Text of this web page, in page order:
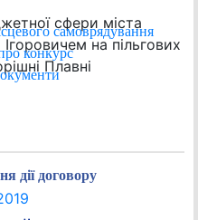
самоврядування
конкурс
сфери міста
на пільгових
Плавні
дії договору